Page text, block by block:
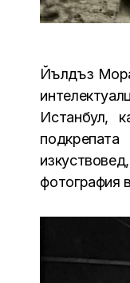
Йълдъз
Истанбул,
фотография